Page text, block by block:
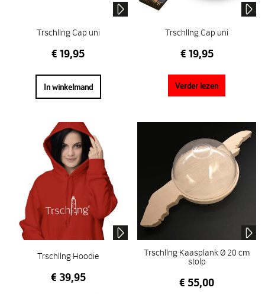
Trschllng Cap uni
€ 19,95
In winkelmand
Trschllng Cap uni
€ 19,95
Verder lezen
Trschllng Hoodie
€ 39,95
Trschllng Kaasplank Ø 20 cm
stolp
€ 55,00